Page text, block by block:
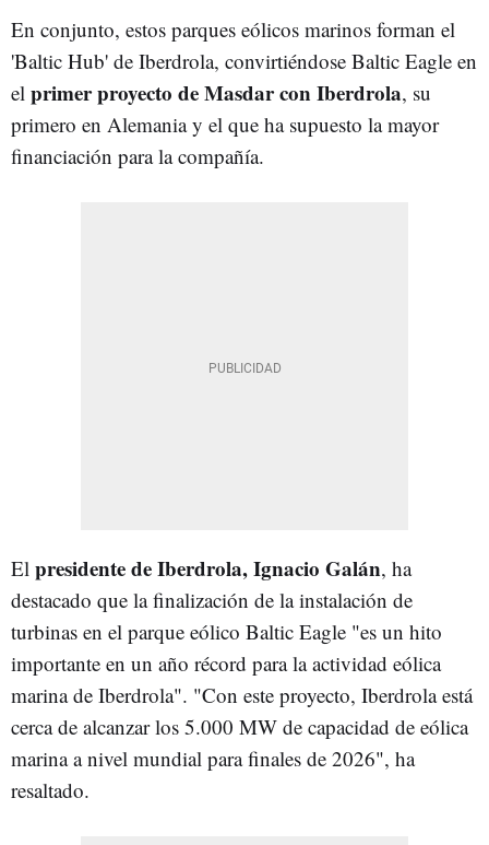
En conjunto, estos parques eólicos marinos forman el
'Baltic Hub' de Iberdrola, convirtiéndose Baltic Eagle en
el primer proyecto de Masdar con Iberdrola, su
primero en Alemania y el que ha supuesto la mayor
financiación para la compañía.
El presidente de Iberdrola, Ignacio Galán, ha
destacado que la finalización de la instalación de
turbinas en el parque eólico Baltic Eagle "es un hito
importante en un año récord para la actividad eólica
marina de Iberdrola". "Con este proyecto, Iberdrola está
cerca de alcanzar los 5.000 MW de capacidad de eólica
marina a nivel mundial para finales de 2026", ha
resaltado.